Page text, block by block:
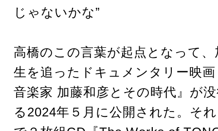
じゃないかな”
高橋のこの言葉が起点となって
生を追ったドキュメンタリー映
音楽家 加藤和彦とその時代』が
る2024年５月に公開された。そ